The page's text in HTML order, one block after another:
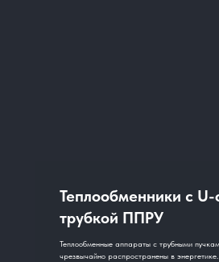
Теплообменники с
трубкой ППРУ
Теплообменные аппараты с трубными
чрезвычайно распространены в